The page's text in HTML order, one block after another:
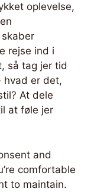
oplevelse,
rejse ind i
så tag jer tid
hvad er det,
At dele
at føle jer
and
comfortable
to maintain.